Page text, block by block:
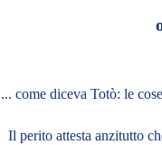
... come diceva Totò: le
Il perito attesta anzitutto